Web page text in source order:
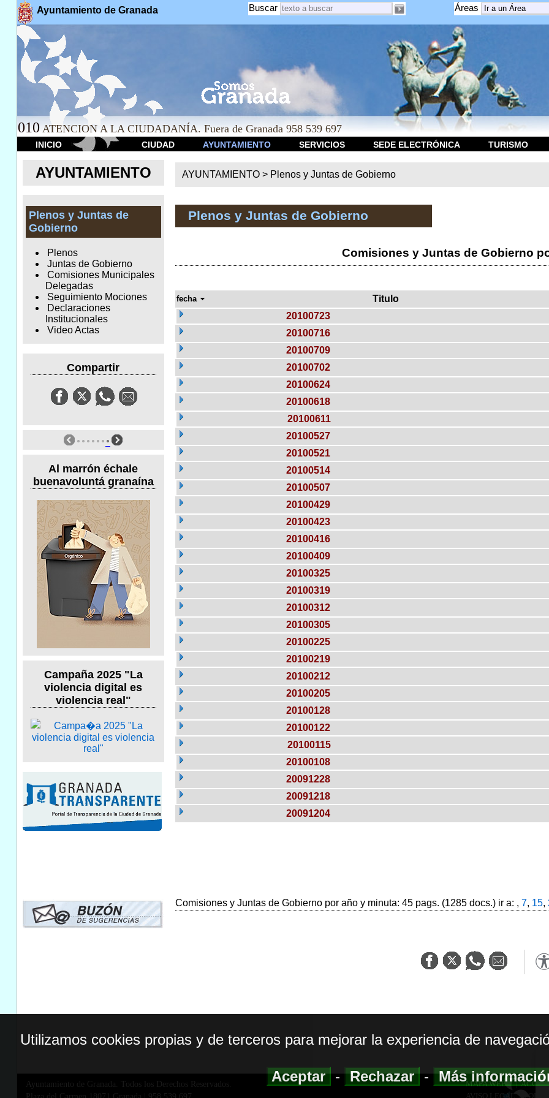
Ayuntamiento de Granada Áreas
Buscar
010 ATENCION A LA CIUDADANÍA. Fuera de Granada 958 539 697
INICIO CIUDAD AYUNTAMIENTO SERVICIOS SEDE ELECTRÓNICA TURISMO
AYUNTAMIENTO
Plenos y Juntas de
Gobierno
Plenos
Juntas de Gobierno
Comisiones Municipales
Delegadas
Seguimiento Mociones
Declaraciones
Institucionales
Video Actas
Compartir
Al marrón échale
buenavoluntá granaína
Campaña 2025 "La
violencia digital es
violencia real"
AYUNTAMIENTO > Plenos y Juntas de Gobierno
Plenos y Juntas de Gobierno
Comisiones y Juntas de Gobierno
fecha Titulo
20100723
20100716
20100709
20100702
20100624
20100618
20100611
20100527
20100521
20100514
20100507
20100429
20100423
20100416
20100409
20100325
20100319
20100312
20100305
20100225
20100219
20100212
20100205
20100128
20100122
20100115
20100108
20091228
20091218
20091204
Comisiones y Juntas de Gobierno por año y minuta: 45 pags. (1285 docs.) ir a: , 7, 15,
Ayuntamiento de Granada. Todos los Derechos Reservados.
MAPA WEB|
AVISO LEGAL|
Utilizamos cookies propias y de terceros para mejorar la experiencia de
Aceptar-Rechazar-Más